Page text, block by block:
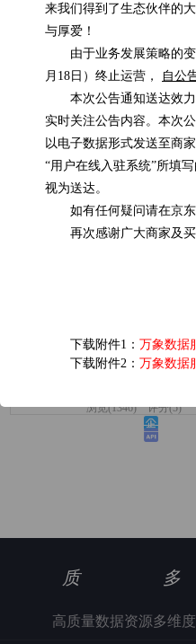
来我们得到了生态伙伴的
与厚爱！
由于业务发展策略的
月18日）终止运营，
自公
本次公告通知送达效
实时关注公告内容。本次
以电子数据形式发送至商
“用户在线入驻系统”所填
视为送达。
如有任何疑问请在京
再次感谢广大商家及
下载附件1： 万象数据
下载附件2： 万象数据
浏览(575) 评分(4)
6.0元/次
浏览(1346) 评分(5)
质
高质量数据资源
多
多维